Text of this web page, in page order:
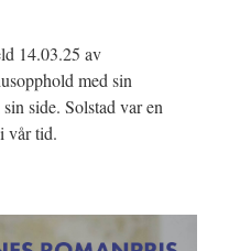
14.03.25 av
med sin
side. Solstad var en
vår tid.